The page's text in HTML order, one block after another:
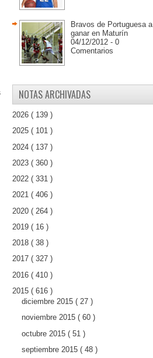
Bravos de Portuguesa a
ganar en Maturín
04/12/2012 - 0
Comentarios
NOTAS ARCHIVADAS
2026 ( 139 )
2025 ( 101 )
2024 ( 137 )
2023 ( 360 )
2022 ( 331 )
2021 ( 406 )
2020 ( 264 )
2019 ( 16 )
2018 ( 38 )
2017 ( 327 )
2016 ( 410 )
2015 ( 616 )
diciembre 2015 ( 27 )
noviembre 2015 ( 60 )
octubre 2015 ( 51 )
septiembre 2015 ( 48 )